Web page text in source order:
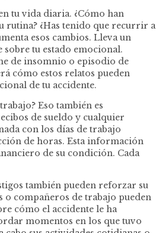
tu vida diaria. ¿Cómo han
rutina? ¿Has tenido que recurrir a
esos cambios. Lleva un
tu estado emocional.
de insomnio o episodio de
cómo estos relatos pueden
de tu accidente.
Eso también es
de sueldo y cualquier
con los días de trabajo
de horas. Esta información
de su condición. Cada
también pueden reforzar su
o compañeros de trabajo pueden
cómo el accidente le ha
momentos en los que tuvo